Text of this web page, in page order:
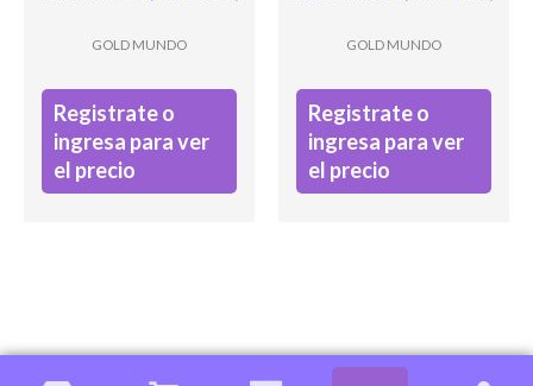
GOLD MUNDO
Registrate o
ingresa para ver
el precio
GOLD MUNDO
Registrate o
ingresa para ver
el precio